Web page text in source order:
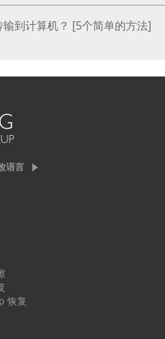
到计算机？ [5个简单的方法]
语言
恢复